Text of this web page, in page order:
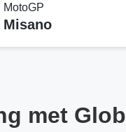
MotoGP
Misano
met